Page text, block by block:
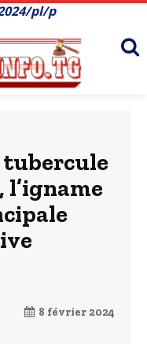
pl/p
tubercule
l’igname
8 février 2024